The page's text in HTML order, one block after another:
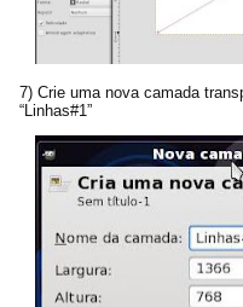
7) Crie uma nova camada
“Linhas#1”